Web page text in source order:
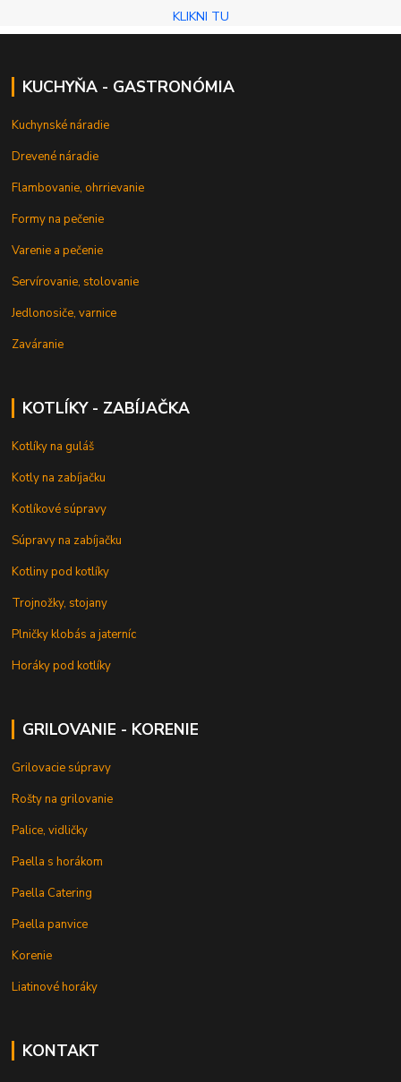
KLIKNI TU
KUCHYŇA - GASTRONÓMIA
Kuchynské náradie
Drevené náradie
Flambovanie, ohrrievanie
Formy na pečenie
Varenie a pečenie
Servírovanie, stolovanie
Jedlonosiče, varnice
Zaváranie
KOTLÍKY - ZABÍJAČKA
Kotlíky na guláš
Kotly na zabíjačku
Kotlíkové súpravy
Súpravy na zabíjačku
Kotliny pod kotlíky
Trojnožky, stojany
Plničky klobás a jaterníc
Horáky pod kotlíky
GRILOVANIE - KORENIE
Grilovacie súpravy
Rošty na grilovanie
Palice, vidličky
Paella s horákom
Paella Catering
Paella panvice
Korenie
Liatinové horáky
KONTAKT